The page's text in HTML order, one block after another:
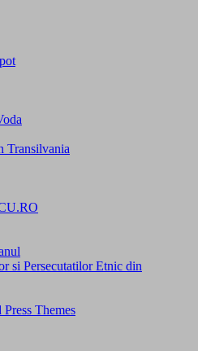
Transilvania
si Persecutatilor Etnic din
Themes